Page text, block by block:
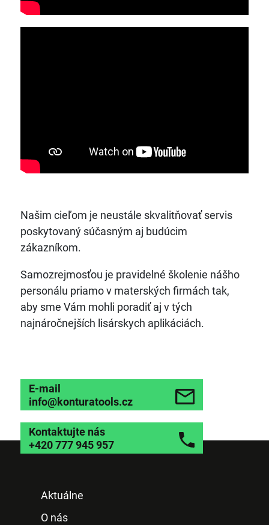
Našim cieľom je neustále skvalitňovať servis
poskytovaný súčasným aj budúcim
zákazníkom.
Samozrejmosťou je pravidelné školenie nášho
personálu priamo v materských firmách tak,
aby sme Vám mohli poradiť aj v tých
najnáročnejších lisárskych aplikáciách.
E-mail
info@konturatools.cz
Kontaktujte nás
+420 777 945 957
Aktuálne
O nás